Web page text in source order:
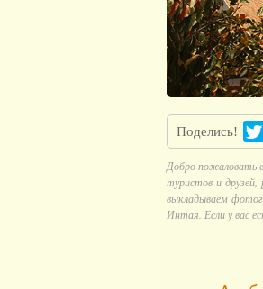
Поделись!
Добро пожаловать
туристов и
выкладываем
Интая. Если у вас